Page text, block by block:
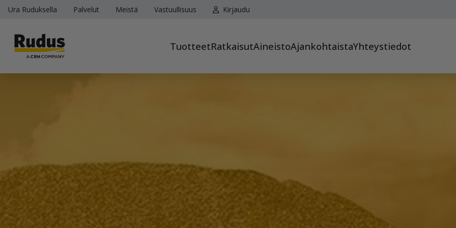
Ura Ruduksella Palvelut Meistä Vastuullisuus Kirjaudu
TuotteetRatkaisutAineistoAjankohtaistaYhteystiedot